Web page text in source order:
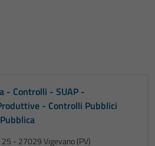
- Controlli - SUAP -
- Controlli Pubblici
- 27029 Vigevano (PV)